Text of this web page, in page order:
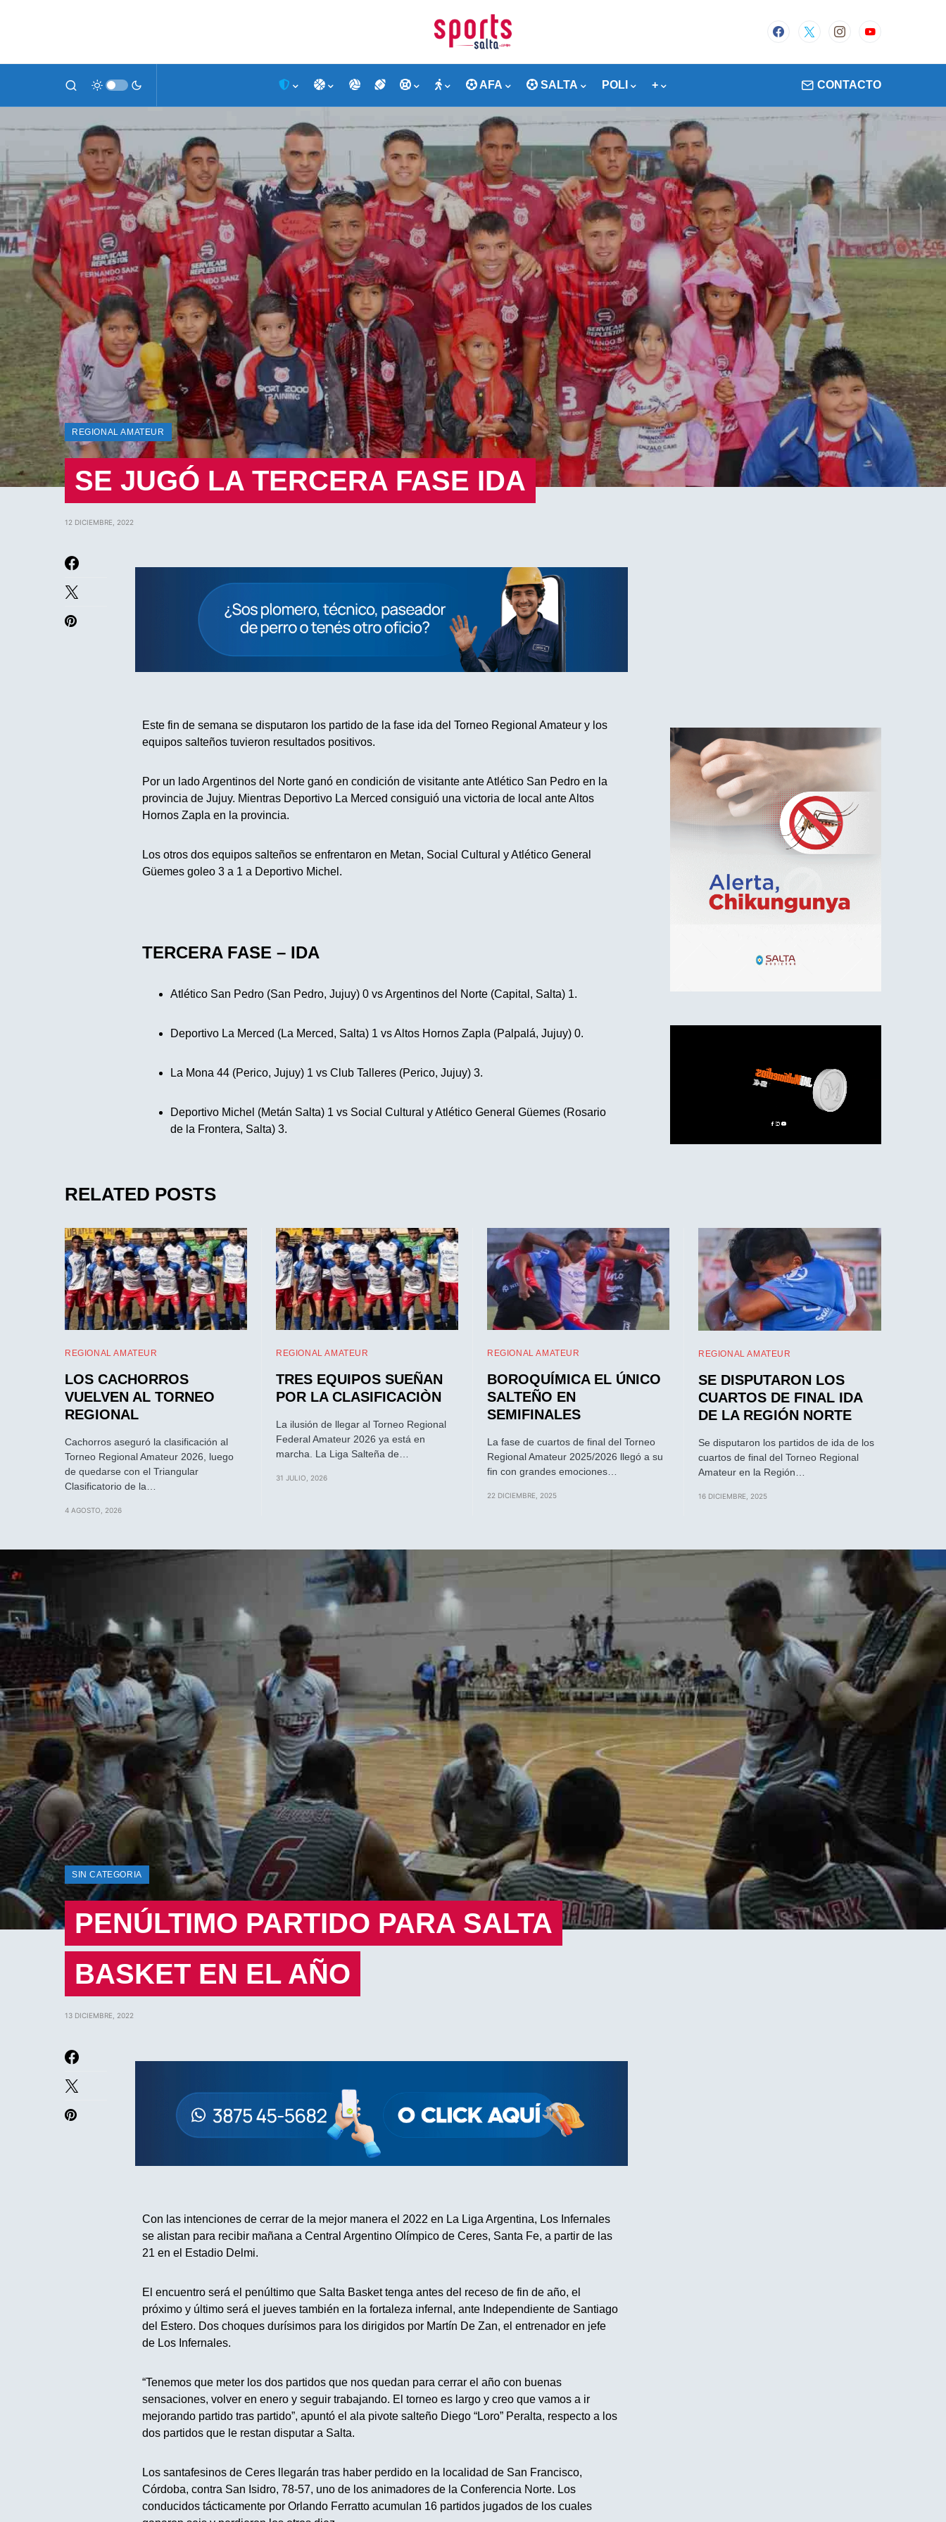
AFA SALTA POLI + CONTACTO
REGIONAL AMATEUR
SE JUGÓ LA TERCERA FASE IDA
12 DICIEMBRE, 2022
Este fin de semana se disputaron los partido de la fase ida del Torneo Regional Amateur y los
equipos salteños tuvieron resultados positivos.
Por un lado Argentinos del Norte ganó en condición de visitante ante Atlético San Pedro en la
provincia de Jujuy. Mientras Deportivo La Merced consiguió una victoria de local ante Altos
Hornos Zapla en la provincia.
Los otros dos equipos salteños se enfrentaron en Metan, Social Cultural y Atlético General
Güemes goleo 3 a 1 a Deportivo Michel.
TERCERA FASE – IDA
Atlético San Pedro (San Pedro, Jujuy) 0 vs Argentinos del Norte (Capital, Salta) 1.
Deportivo La Merced (La Merced, Salta) 1 vs Altos Hornos Zapla (Palpalá, Jujuy) 0.
La Mona 44 (Perico, Jujuy) 1 vs Club Talleres (Perico, Jujuy) 3.
Deportivo Michel (Metán Salta) 1 vs Social Cultural y Atlético General Güemes (Rosario
de la Frontera, Salta) 3.
RELATED POSTS
REGIONAL AMATEUR
LOS CACHORROS
VUELVEN AL TORNEO
REGIONAL
Cachorros aseguró la clasificación al
Torneo Regional Amateur 2026, luego
de quedarse con el Triangular
Clasificatorio de la…
4 AGOSTO, 2026
REGIONAL AMATEUR
TRES EQUIPOS SUEÑAN
POR LA CLASIFICACIÒN
La ilusión de llegar al Torneo Regional
Federal Amateur 2026 ya está en
marcha. La Liga Salteña de…
31 JULIO, 2026
REGIONAL AMATEUR
BOROQUÍMICA EL ÚNICO
SALTEÑO EN
SEMIFINALES
La fase de cuartos de final del Torneo
Regional Amateur 2025/2026 llegó a su
fin con grandes emociones…
22 DICIEMBRE, 2025
REGIONAL AMATEUR
SE DISPUTARON LOS
CUARTOS DE FINAL IDA
DE LA REGIÓN NORTE
Se disputaron los partidos de ida de los
cuartos de final del Torneo Regional
Amateur en la Región…
16 DICIEMBRE, 2025
SIN CATEGORIA
PENÚLTIMO PARTIDO PARA SALTA
BASKET EN EL AÑO
13 DICIEMBRE, 2022
Con las intenciones de cerrar de la mejor manera el 2022 en La Liga Argentina, Los Infernales
se alistan para recibir mañana a Central Argentino Olímpico de Ceres, Santa Fe, a partir de las
21 en el Estadio Delmi.
El encuentro será el penúltimo que Salta Basket tenga antes del receso de fin de año, el
próximo y último será el jueves también en la fortaleza infernal, ante Independiente de Santiago
del Estero. Dos choques durísimos para los dirigidos por Martín De Zan, el entrenador en jefe
de Los Infernales.
“Tenemos que meter los dos partidos que nos quedan para cerrar el año con buenas
sensaciones, volver en enero y seguir trabajando. El torneo es largo y creo que vamos a ir
mejorando partido tras partido”, apuntó el ala pivote salteño Diego “Loro” Peralta, respecto a los
dos partidos que le restan disputar a Salta.
Los santafesinos de Ceres llegarán tras haber perdido en la localidad de San Francisco,
Córdoba, contra San Isidro, 78-57, uno de los animadores de la Conferencia Norte. Los
conducidos tácticamente por Orlando Ferratto acumulan 16 partidos jugados de los cuales